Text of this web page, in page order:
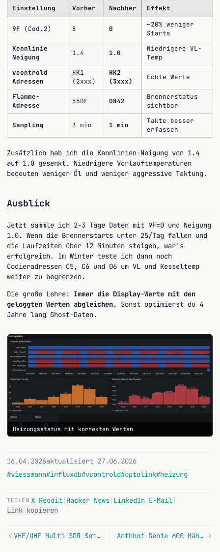
Einstellung Vorher Nachher Effekt
9F (Cod.2) 8 0
~20% weniger
Starts
Kennlinie
Neigung
1.4 1.0
Niedrigere VL-
Temp
vcontrold
Adressen
HK1
(2xxx)
HK2
(3xxx)
Echte Werte
Flamme-
Adresse
55DE 0842
Brennerstatus
sichtbar
Sampling 3 min 1 min
Takte besser
erfassen
Zusätzlich hab ich die Kennlinien-Neigung von 1.4
auf 1.0 gesenkt. Niedrigere Vorlauftemperaturen
bedeuten weniger Öl und weniger aggressive Taktung.
Ausblick
Jetzt sammle ich 2-3 Tage Daten mit 9F=0 und Neigung
1.0. Wenn die Brennerstarts unter 25/Tag fallen und
die Laufzeiten über 12 Minuten steigen, war's
erfolgreich. Im Winter teste ich dann noch
Codieradressen C5, C6 und 06 um VL und Kesseltemp
weiter zu begrenzen.
Die große Lehre: Immer die Display-Werte mit den
geloggten Werten abgleichen.
Sonst optimierst du 4
Jahre lang Ghost-Daten.
Heizungsstatus mit korrekten Werten
16.04.2026aktualisiert 27.06.2026
#viessmann#influxdb#vcontrold#optolink#heizung
TEILEN X Reddit Hacker News LinkedIn E-Mail
Link kopieren
VHF/UHF Multi-SDR Setup - Eine Antenne für viele Frequenzen Anthbot Genie 600 Mähroboter gehackt - hardcodierte AWS-Keys und PIN im Klartext